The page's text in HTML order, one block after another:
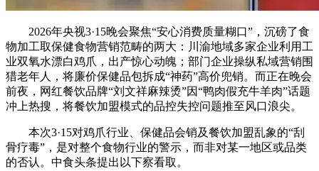
2026年央视3·15晚会聚焦“安心消费质量糊口”，沉磅了食
物加工取保健食物营销范畴的两大：川渝地域多家企业利用工
业双氧水漂白鸡爪，出产惊心动魄；部门企业操纵私域营销围
猎老年人，将廉价保健品包拆成“神药”高价兜销。而正在晚会
前夜，网红餐饮品牌“刘文祥麻辣烫”因“鸭肉假充牛羊肉”话题
冲上热搜，将餐饮加盟模式的品控失控问题推至风口浪尖。
本次3·15对鸡爪行业、保健品会销及餐饮加盟乱象的“刮
骨疗毒”，是对整个食物行业的警示，而非对某一地区或品类
的否认。中食头条提出以下察看取。